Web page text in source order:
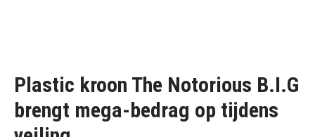
Plastic kroon The Notorious B.I.G
brengt mega-bedrag op tijdens